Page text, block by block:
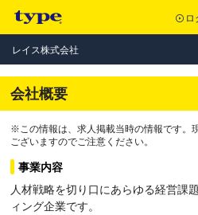
ロ
レイス株式会社
会社概要
※この情報は、求人掲載当時の情報です。
ございますのでご注意ください。
事業内容
人材戦略を切り口にあらゆる経営課
ィング企業です。